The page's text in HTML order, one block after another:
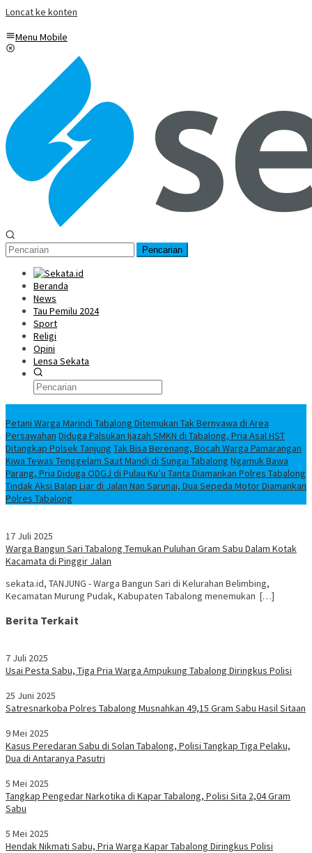
Loncat ke konten
Menu Mobile
Pencarian
Beranda
News
Tau Pemilu 2024
Sport
Religi
Opini
Lensa Sekata
Petani Warga Marindi Tabalong Ditemukan Tak Bernyawa di Area
Persawahan Diduga Palsukan Ijazah SMKN di Tabalong, Pria Asal HST
Ditangkap Polsek Tanjung Tak Bisa Berenang, Bocah Warga Pamarangan
Kiwa Tewas Tenggelam Saat Mandi di Sungai Tabalong Ngamuk Bawa
Parang, Pria Diduga ODGJ di Pulau Ku’u Tanta Diamankan Polres Tabalong
Tindak Aksi Balap Liar di Jalan Nan Sarunai, Dua Sepeda Motor Diamankan
Polres Tabalong
17 Juli 2025
Warga Bangun Sari Tabalong Temukan Puluhan Gram Sabu Dalam Kotak
Kacamata di Pinggir Jalan
sekata.id, TANJUNG - Warga Bangun Sari di Kelurahan Belimbing,
Kecamatan Murung Pudak, Kabupaten Tabalong menemukan […]
Berita Terkait
7 Juli 2025
Usai Pesta Sabu, Tiga Pria Warga Ampukung Tabalong Diringkus Polisi
25 Juni 2025
Satresnarkoba Polres Tabalong Musnahkan 49,15 Gram Sabu Hasil Sitaan
9 Mei 2025
Kasus Peredaran Sabu di Solan Tabalong, Polisi Tangkap Tiga Pelaku,
Dua di Antaranya Pasutri
5 Mei 2025
Tangkap Pengedar Narkotika di Kapar Tabalong, Polisi Sita 2,04 Gram
Sabu
5 Mei 2025
Hendak Nikmati Sabu, Pria Warga Kapar Tabalong Diringkus Polisi